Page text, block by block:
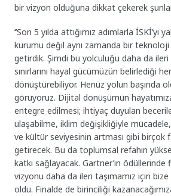
bir vizyon olduğuna dikkat çekerek
‘’Son 5 yılda attığımız adımlarla İSKİ’yi
kurumu değil aynı zamanda bir
getirdik. Şimdi bu yolculuğu daha da
sınırlarını hayal gücümüzün belirlediği
dönüştürebiliyor. Henüz yolun başında
görüyoruz. Dijital dönüşümün
entegre edilmesi; ihtiyaç duyulan
ulaşabilme, iklim değişikliğiyle
ve kültür seviyesinin artması gibi birçok
getirecek. Bu da toplumsal refahın
katkı sağlayacak. Gartner’ın ödüllerinde
vizyonu daha da ileri taşımamız için
oldu. Finalde de birinciliği